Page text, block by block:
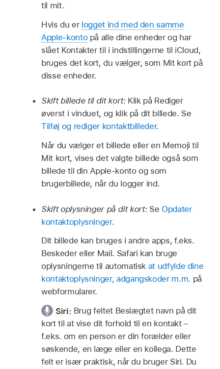
til mit.
Hvis du er logget ind med den samme
Apple-kontopå alle dine enheder og har
slået Kontakter til i indstillingerne til iCloud,
bruges det kort, du vælger, som Mit kort på
disse enheder.
Skift billede til dit kort:Klik på Rediger
øverst i vinduet, og klik på dit billede. Se
Tilføj og rediger kontaktbilleder.
Når du vælger et billede eller en Memoji til
Mit kort, vises det valgte billede også som
billede til din Apple-konto og som
brugerbillede, når du logger ind.
Skift oplysninger på dit kort:Se Opdater
kontaktoplysninger.
Dit billede kan bruges i andre apps, f.eks.
Beskeder eller Mail. Safari kan bruge
oplysningerne til automatisk at udfylde dine
kontaktoplysninger, adgangskoder m.m. på
webformularer.
Siri: Brug feltet Beslægtet navn på dit
kort til at vise dit forhold til en kontakt –
f.eks. om en person er din forælder eller
søskende, en læge eller en kollega. Dette
felt er især praktisk, når du bruger Siri. Du